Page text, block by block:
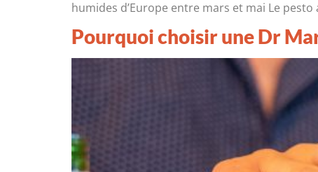
humides d’Europe entre mars et mai Le
Pourquoi choisir une Dr